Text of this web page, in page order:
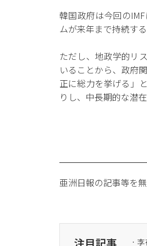
韓国政府は今回の
ムが来年まで持続す
ただし、地政学的リ
いることから、政府
正に総力を挙げる」
りし、中長期的な潜
亜洲日報の記事等を
注目記事